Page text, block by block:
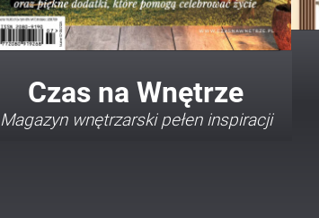
Twój Dom Twój Styl
Porady i inspiracje w najmodniejszych